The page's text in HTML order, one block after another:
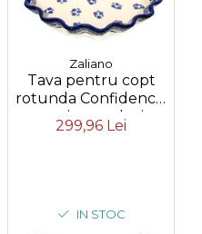
Zaliano
Tava pentru copt
rotunda Confidence,
ceramica smaltuita,
pictata manual,
299,96 Lei
IN STOC